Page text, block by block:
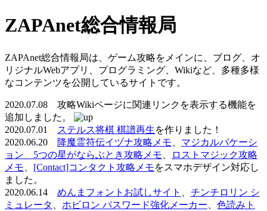
ZAPAnet総合情報局
ZAPAnet総合情報局は、ゲーム攻略をメインに、ブログ、オ
リジナルWebアプリ、プログラミング、Wikiなど、多種多様
なコンテンツを公開しているサイトです。
2020.07.08 攻略Wikiページに関連リンクを表示する機能を
追加しました。
2020.07.01
ステルス将棋 棋譜再生を作りました！
2020.06.20
降魔霊符伝イヅナ攻略メモ
マジカルバケーシ
ョン 5つの星がならぶとき攻略メモ
ロストマジック攻略
メモ
[Contact]コンタクト攻略メモをスマホデザイン対応し
ました。
2020.06.14 めんまフォントお試しサイト
チンチロリン シ
ミュレータ
ホビロン パスワード強化メーカー
色読みト